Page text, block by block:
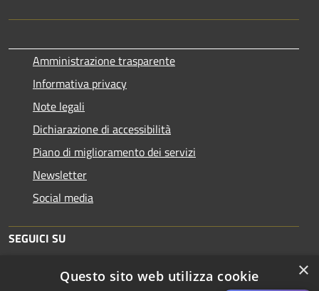
Amministrazione trasparente
Informativa privacy
Note legali
Dichiarazione di accessibilità
Piano di miglioramento dei servizi
Newsletter
Social media
SEGUICI SU
×
Questo sito web utilizza cookie